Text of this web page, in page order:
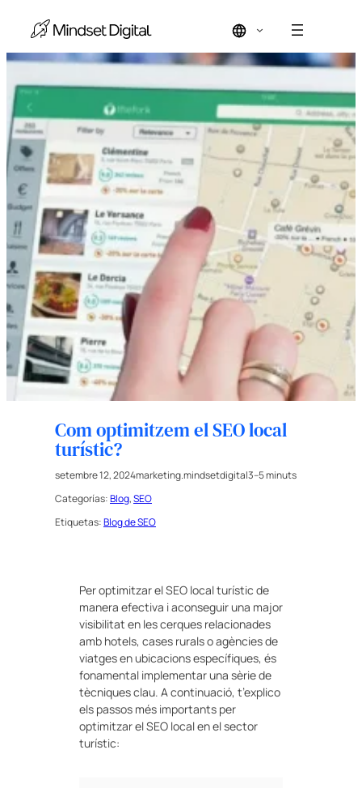
Com optimitzem el SEO local
turístic?
setembre 12, 2024marketing.mindsetdigital3–5 minuts
Categorías:Blog, SEO
Etiquetas:Blog de SEO
Per optimitzar el SEO local turístic de
manera efectiva i aconseguir una major
visibilitat en les cerques relacionades
amb hotels, cases rurals o agències de
viatges en ubicacions específiques, és
fonamental implementar una sèrie de
tècniques clau. A continuació, t’explico
els passos més importants per
optimitzar el SEO local en el sector
turístic: